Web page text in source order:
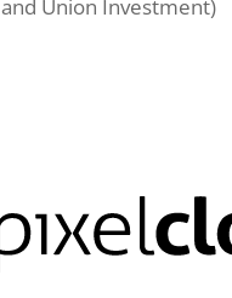
and Union Investment)